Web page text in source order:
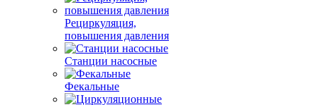
Рециркуляция,
повышения давления
Станции насосные
Фекальные